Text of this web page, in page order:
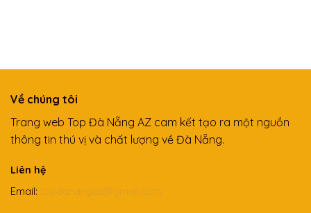
Về chúng tôi
Trang web Top Đà Nẵng AZ cam kết tạo ra một nguồn
thông tin thú vị và chất lượng về Đà Nẵng.
Liên hệ
Email: topdanangaz@gmail.com